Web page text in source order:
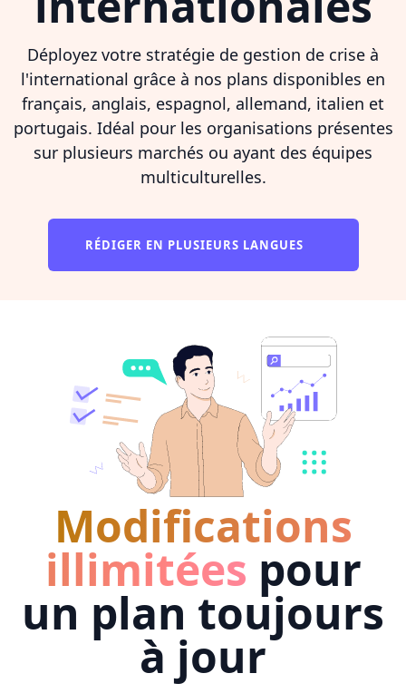
Déployez votre stratégie de gestion de crise à
l'international grâce à nos plans disponibles en
français, anglais, espagnol, allemand, italien et
portugais. Idéal pour les organisations présentes
sur plusieurs marchés ou ayant des équipes
multiculturelles.
RÉDIGER EN PLUSIEURS LANGUES
Modifications
illimitées pour
un plan toujours
à jour